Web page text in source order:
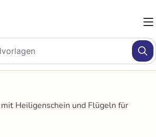
Heiligenschein und Flügeln für